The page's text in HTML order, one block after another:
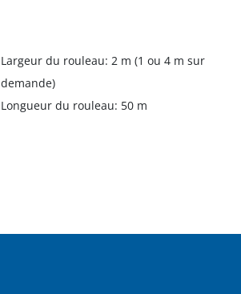
Largeur du rouleau: 2 m (1 ou 4 m sur
demande)
Longueur du rouleau: 50 m